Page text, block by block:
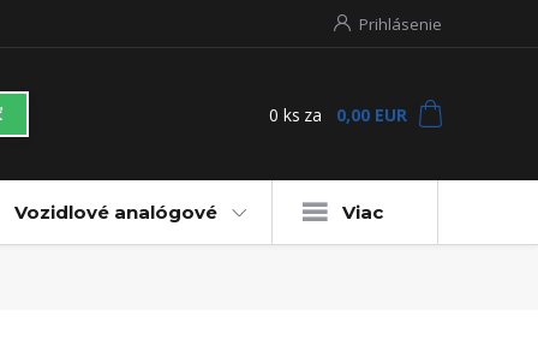
Prihlásenie
0 ks za 0,00 EUR
Vozidlové analógové Viac